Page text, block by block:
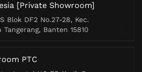
[Private Showroom]
Blok DF2 No.27-28, Kec.
Banten 15810
PTC